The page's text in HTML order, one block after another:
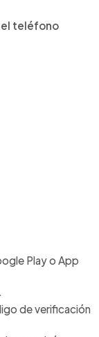
el teléfono
Play o App
de verificación